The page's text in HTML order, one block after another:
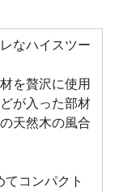
なハイスツー
を贅沢に使用
が入った部材
天然木の風合
コンパクト